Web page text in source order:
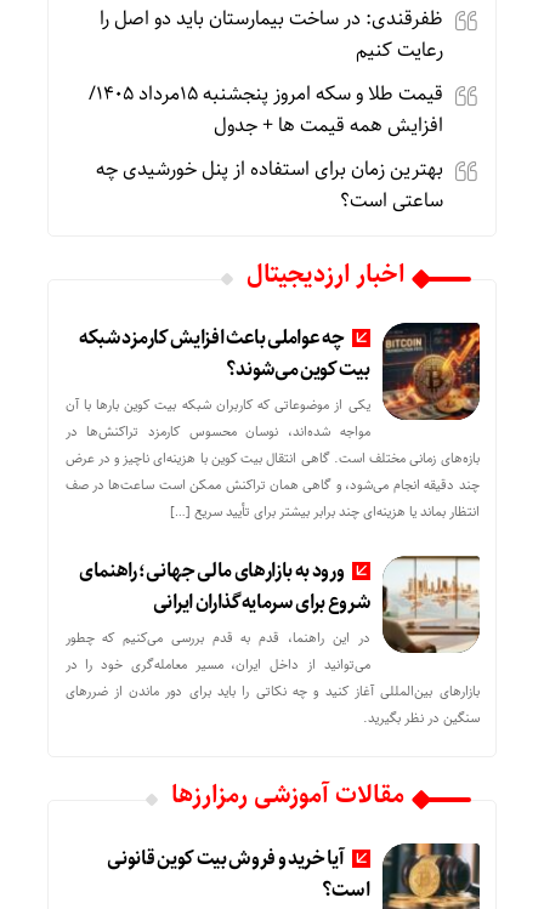
ظفرقندی: در ساخت بیمارستان باید دو اصل را
رعایت کنیم
قیمت طلا و سکه امروز پنجشنبه 15مرداد 1405/
افزایش همه قیمت ها + جدول
بهترین زمان برای استفاده از پنل خورشیدی چه
ساعتی است؟
اخبار ارزدیجیتال
چه عواملی باعث افزایش کارمزد شبکه
بیت کوین می‌شوند؟
یکی از موضوعاتی که کاربران شبکه بیت کوین بارها با آن
مواجه شده‌اند، نوسان محسوس کارمزد تراکنش‌ها در
بازه‌های زمانی مختلف است. گاهی انتقال بیت کوین با هزینه‌ای ناچیز و در عرض
چند دقیقه انجام می‌شود، و گاهی همان تراکنش ممکن است ساعت‌ها در صف
انتظار بماند یا هزینه‌ای چند برابر بیشتر برای تأیید سریع […]
ورود به بازارهای مالی جهانی؛ راهنمای
شروع برای سرمایه‌گذاران ایرانی
در این راهنما، قدم به قدم بررسی می‌کنیم که چطور
می‌توانید از داخل ایران، مسیر معامله‌گری خود را در
بازارهای بین‌المللی آغاز کنید و چه نکاتی را باید برای دور ماندن از ضررهای
سنگین در نظر بگیرید.
مقالات آموزشی رمزارزها
آیا خرید و فروش بیت کوین قانونی
است؟